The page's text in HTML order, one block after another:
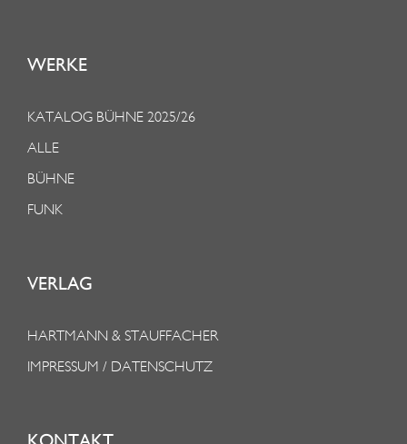
WERKE
KATALOG BÜHNE 2025/26
ALLE
BÜHNE
FUNK
VERLAG
HARTMANN & STAUFFACHER
IMPRESSUM / DATENSCHUTZ